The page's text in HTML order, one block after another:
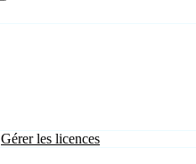
Gérer les licences